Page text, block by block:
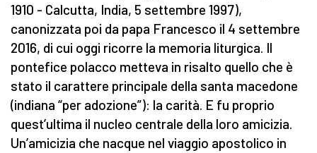
1910 - Calcutta, India, 5 settembre 1997),
canonizzata poi da papa Francesco il 4 settembre
2016, di cui oggi ricorre la memoria liturgica. Il
pontefice polacco metteva in risalto quello che è
stato il carattere principale della santa macedone
(indiana “per adozione”): la carità. E fu proprio
quest’ultima il nucleo centrale della loro amicizia.
Un’amicizia che nacque nel viaggio apostolico in